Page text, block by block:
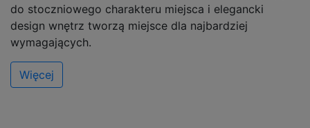
do stoczniowego charakteru miejsca i elegancki
design wnętrz tworzą miejsce dla najbardziej
wymagających.
Więcej